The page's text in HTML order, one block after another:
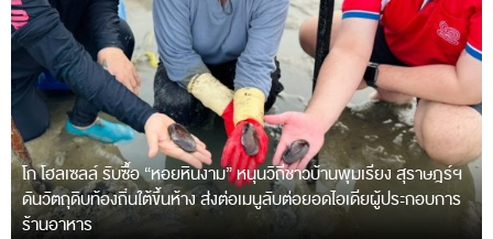
โก โฮลเซลล์ รับซื้อ “หอยหินงาม” หนุนวิถีชาวบ้านพุมเรียง สุราษฎร์ฯ
ดันวัตถุดิบท้องถิ่นใต้ขึ้นห้าง ส่งต่อเมนูลับต่อยอดไอเดียผู้ประกอบการ
ร้านอาหาร